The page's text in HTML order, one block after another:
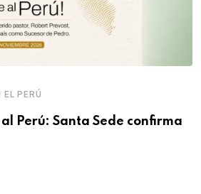
EL PERÚ
Perú: Santa Sede confirma